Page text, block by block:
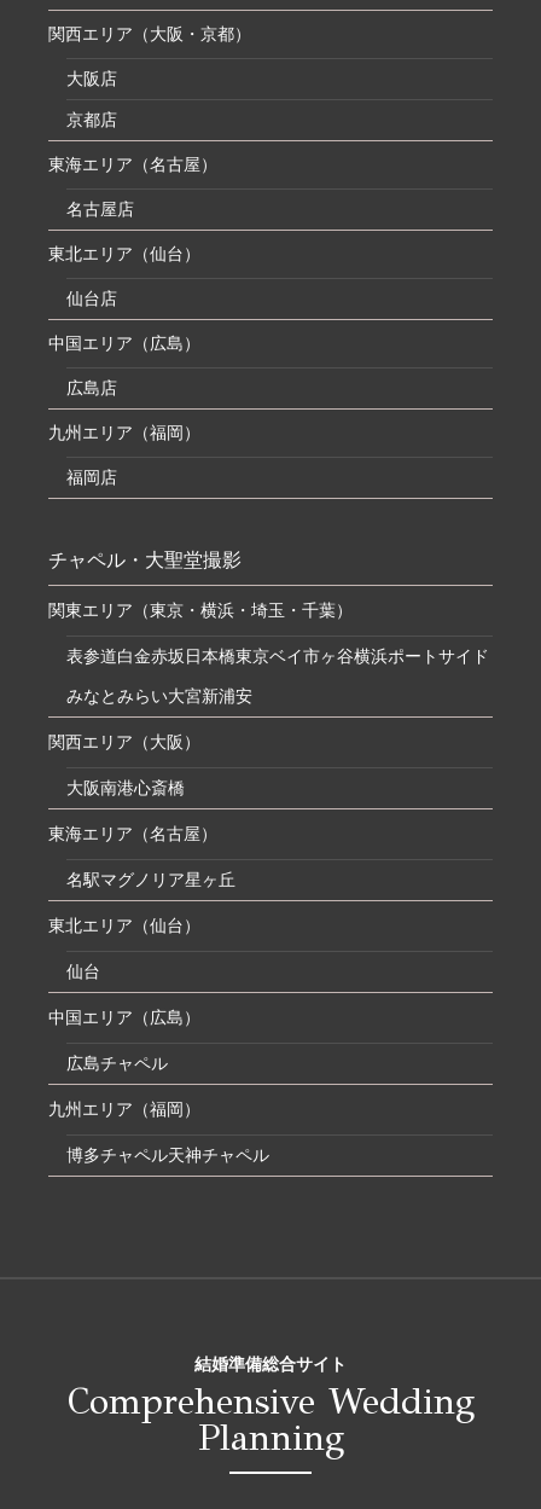
関西エリア（大阪・京都）
大阪店
京都店
東海エリア（名古屋）
名古屋店
東北エリア（仙台）
仙台店
中国エリア（広島）
広島店
九州エリア（福岡）
福岡店
チャペル・大聖堂撮影
関東エリア（東京・横浜・埼玉・千葉）
表参道白金赤坂 日本橋東京ベイ市ヶ谷横浜ポートサイド
みなとみらい大宮新浦安
関西エリア（大阪）
大阪南港心斎橋
東海エリア（名古屋）
名駅マグノリア星ヶ丘
東北エリア（仙台）
仙台
中国エリア（広島）
広島チャペル
九州エリア（福岡）
博多チャペル天神チャペル
結婚準備総合サイト
Comprehensive Wedding
Planning